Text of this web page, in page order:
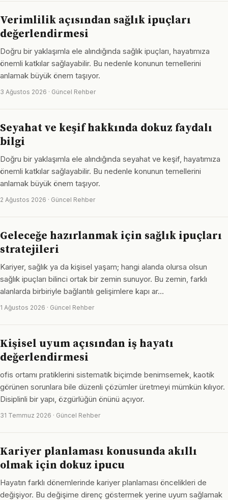
Verimlilik açısından sağlık ipuçları
değerlendirmesi
Doğru bir yaklaşımla ele alındığında sağlık ipuçları, hayatımıza
önemli katkılar sağlayabilir. Bu nedenle konunun temellerini
anlamak büyük önem taşıyor.
3 Ağustos 2026 · Güncel Rehber
Seyahat ve keşif hakkında dokuz faydalı
bilgi
Doğru bir yaklaşımla ele alındığında seyahat ve keşif, hayatımıza
önemli katkılar sağlayabilir. Bu nedenle konunun temellerini
anlamak büyük önem taşıyor.
2 Ağustos 2026 · Güncel Rehber
Geleceğe hazırlanmak için sağlık ipuçları
stratejileri
Kariyer, sağlık ya da kişisel yaşam; hangi alanda olursa olsun
sağlık ipuçları bilinci ortak bir zemin sunuyor. Bu zemin, farklı
alanlarda birbiriyle bağlantılı gelişimlere kapı ar…
1 Ağustos 2026 · Güncel Rehber
Kişisel uyum açısından iş hayatı
değerlendirmesi
ofis ortamı pratiklerini sistematik biçimde benimsemek, kaotik
görünen sorunlara bile düzenli çözümler üretmeyi mümkün kılıyor.
Disiplinli bir yapı, özgürlüğün önünü açıyor.
31 Temmuz 2026 · Güncel Rehber
Kariyer planlaması konusunda akıllı
olmak için dokuz ipucu
Hayatın farklı dönemlerinde kariyer planlaması öncelikleri de
değişiyor. Bu değişime direnç göstermek yerine uyum sağlamak